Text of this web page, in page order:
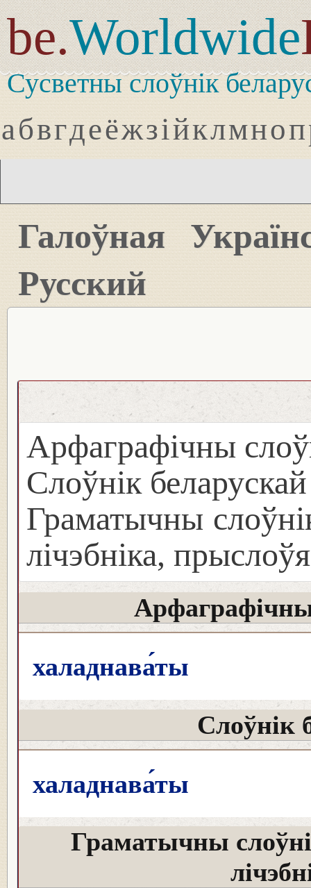
be.Worldwide
Сусветны слоўнік
абвгдеёжзійклмноп
Галоўная
Русский
Арфаграфічны
Слоўнік
Граматычны
лічэбніка, прыслоўя
халаднава́ты
Слоўнік
халаднава́ты
Граматычны